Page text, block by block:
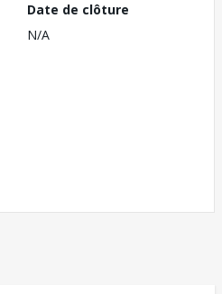
Date de clôture
N/A